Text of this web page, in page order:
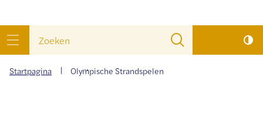
menu
zoek
je?
Startpagina Olympische Strandspelen